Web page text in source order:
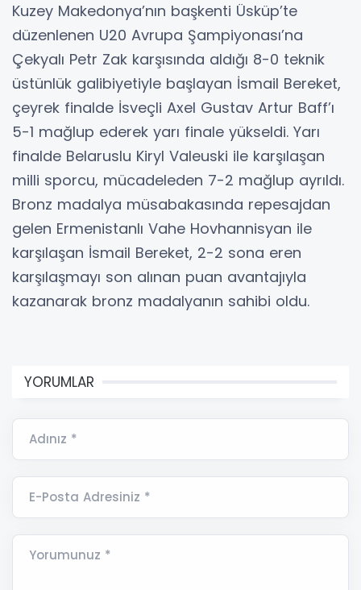
Kuzey Makedonya’nın başkenti Üsküp’te
düzenlenen U20 Avrupa Şampiyonası’na
Çekyalı Petr Zak karşısında aldığı 8-0 teknik
üstünlük galibiyetiyle başlayan İsmail Bereket,
çeyrek finalde İsveçli Axel Gustav Artur Baff’ı
5-1 mağlup ederek yarı finale yükseldi. Yarı
finalde Belaruslu Kiryl Valeuski ile karşılaşan
milli sporcu, mücadeleden 7-2 mağlup ayrıldı.
Bronz madalya müsabakasında repesajdan
gelen Ermenistanlı Vahe Hovhannisyan ile
karşılaşan İsmail Bereket, 2-2 sona eren
karşılaşmayı son alınan puan avantajıyla
kazanarak bronz madalyanın sahibi oldu.
YORUMLAR
Adınız *
E-Posta Adresiniz *
Yorumunuz *